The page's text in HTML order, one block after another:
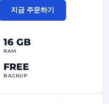
16 GB
RAM
FREE
BACKUP
지금 주문하기